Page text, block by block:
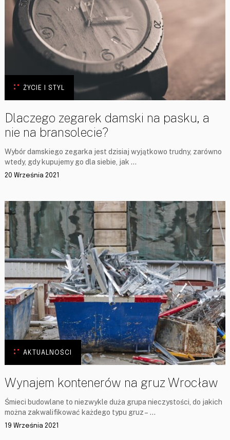
ŻYCIE I STYL
Dlaczego zegarek damski na pasku, a
nie na bransolecie?
Wybór damskiego zegarka jest dzisiaj wyjątkowo trudny, zarówno
wtedy, gdy kupujemy go dla siebie, jak …
20 Września 2021
AKTUALNOŚCI
Wynajem kontenerów na gruz Wrocław
Śmieci budowlane to niezwykle duża grupa nieczystości, do jakich
można zakwalifikować każdego typu gruz – …
19 Września 2021